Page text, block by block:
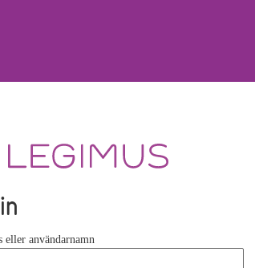
eller användarnamn